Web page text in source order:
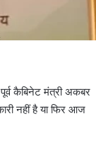
कैबिनेट मंत्री अकबर
नहीं है या फिर आज